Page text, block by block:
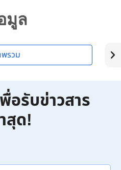
มูล
รวม
อรับข่าวสาร
สุด!